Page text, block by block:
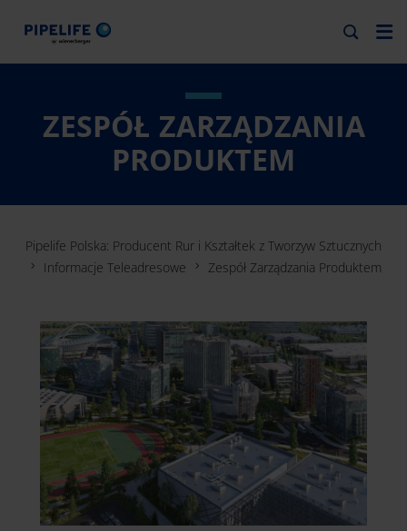
ZESPÓŁ ZARZĄDZANIA
PRODUKTEM
Pipelife Polska: Producent Rur i Kształtek z Tworzyw Sztucznych
Informacje Teleadresowe
Zespół Zarządzania Produktem